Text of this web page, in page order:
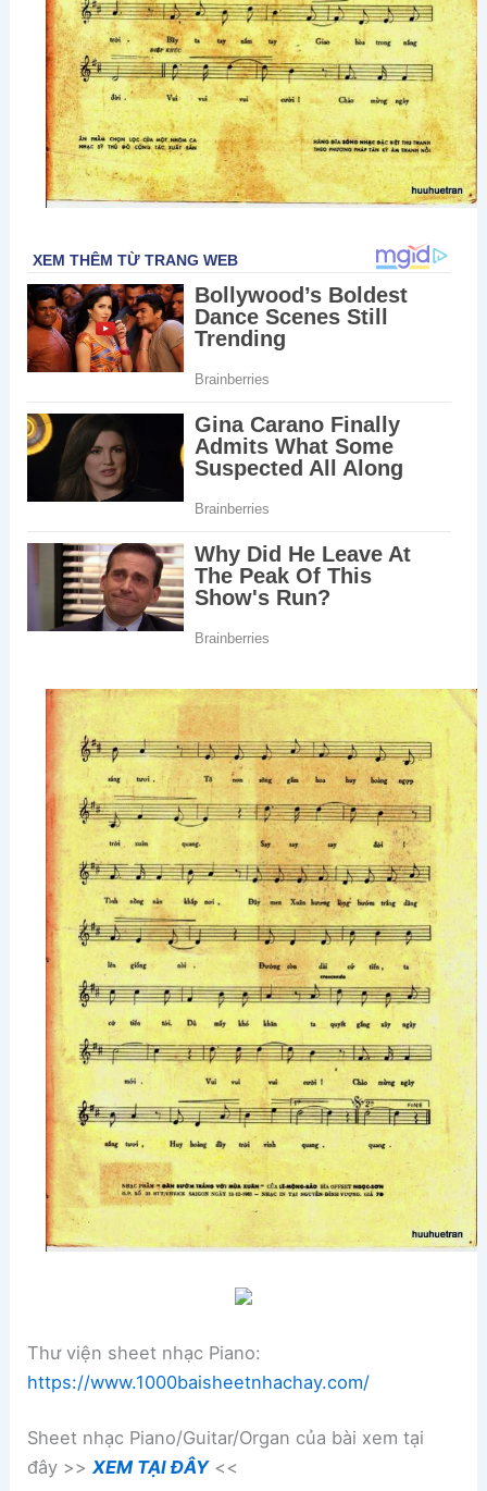
Thư viện sheet nhạc Piano:
https://www.1000baisheetnhachay.com/
Sheet nhạc Piano/Guitar/Organ của bài xem tại
đây >>XEM TẠI ĐÂY<<